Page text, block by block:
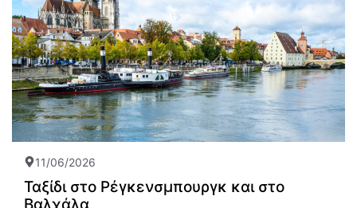
11/06/2026
Ταξίδι στο Ρέγκενσμπουργκ και στο
Βαλχάλα